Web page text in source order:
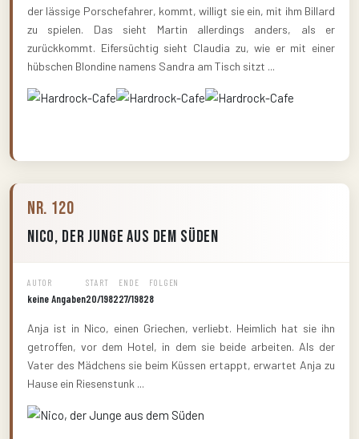
der lässige Porschefahrer, kommt, willigt sie ein, mit ihm Billard
zu spielen. Das sieht Martin allerdings anders, als er
zurückkommt. Eifersüchtig sieht Claudia zu, wie er mit einer
hübschen Blondine namens Sandra am Tisch sitzt ...
Nr. 120
Nico, der Junge aus dem Süden
AUTOR
keine Angaben
START
20/1982
ENDE
27/1982
FOLGEN
8
Anja ist in Nico, einen Griechen, verliebt. Heimlich hat sie ihn
getroffen, vor dem Hotel, in dem sie beide arbeiten. Als der
Vater des Mädchens sie beim Küssen ertappt, erwartet Anja zu
Hause ein Riesenstunk ...